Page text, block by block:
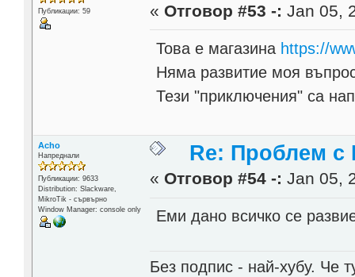
Публикации: 59 « Отговор #53 -: Jan 05,
Това е магазина https://
Няма развитие моя
Тези "приключения" са
Acho
Напреднали
Публикации: 9633
Distribution: Slackware,
MikroTik - сървърно
Window Manager: console only
Re: Проблем с
« Отговор #54 -: Jan 05,
Еми дано всичко се
Без подпис - най-хубу. Че